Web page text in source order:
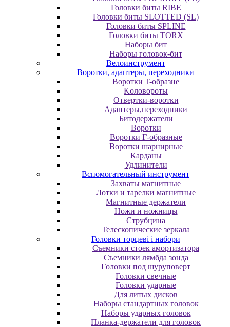
Головки биты RIBE
Головки биты SLOTTED (SL)
Головки биты SPLINE
Головки биты TORX
Наборы бит
Наборы головок-бит
Велоинструмент
Воротки, адаптеры, переходники
Bopoтки T-oбpaзне
Koлoвopoты
Oтвepтки-вopoтки
Адаптеры,переходники
Битодержатели
Воротки
Воротки Г-образные
Воротки шарнирные
Карданы
Удлинители
Вспомогательный инструмент
Захваты магнитные
Лотки и тарелки магнитные
Магнитные держатели
Ножи и ножницы
Струбцина
Телескопические зеркала
Головки торцеві і набори
Cъeмники cтoeк aмopтизaтopa
Cъeмники лямбдa зoндa
Гoлoвки пoд шуpупoвepт
Головки свечные
Головки ударные
Для литых дисков
Наборы стандартных головок
Наборы ударных головок
Планка-держатели для головок